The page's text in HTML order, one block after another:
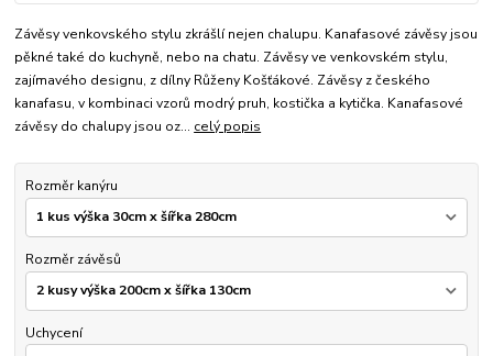
Závěsy venkovského stylu zkrášlí nejen chalupu. Kanafasové závěsy jsou
pěkné také do kuchyně, nebo na chatu. Závěsy ve venkovském stylu,
zajímavého designu, z dílny Růženy Košťákové. Závěsy z českého
kanafasu, v kombinaci vzorů modrý pruh, kostička a kytička. Kanafasové
závěsy do chalupy jsou oz... celý popis
Rozměr kanýru
Rozměr závěsů
Uchycení